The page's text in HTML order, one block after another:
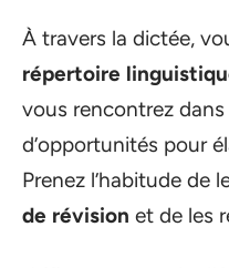
À travers la dictée,
répertoire
vous rencontrez
d’opportunités pour
Prenez l’habitude de
de révision et de les